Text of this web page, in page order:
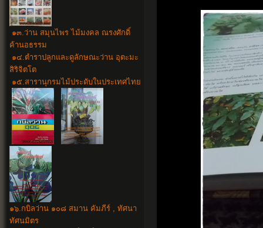
๑๓.ว่าน สมุนไพร ไม้มงคล ณรงศักดิ์
ค้านอธรรม
๑๔.ตำราปลูกและดูลักษณะว่าน อุตะมะ
สิริจิตโต
๑๕.สารานุกรมไม้ประดับในประเทศไทย
๑๖.กบิลว่าน ๑๐๘ สมาน คัมภีร์ , ทัศนา
ทัศนมิตร